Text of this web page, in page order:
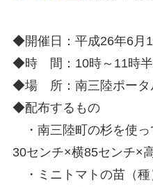
◆開催日：平成26年6月
◆時 間：10時～11時半
◆場 所：南三陸ポータ
◆配布するもの
・南三陸町の杉を使っ
30センチ×横85センチ×
・ミニトマトの苗（種